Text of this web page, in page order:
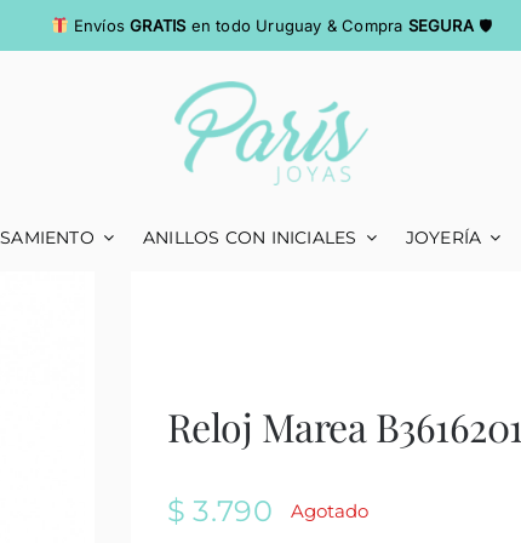
EnvíosGRATIS en todo Uruguay & Compra SEGURA🛡
ANILLOS CON INICIALES JOYERÍA
Reloj Marea B3616201
$ 3.790 Agotado